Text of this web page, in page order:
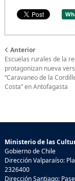
Anterior
Escuelas rurales de la
protagonizan nueva
“Caravaneo de la
Costa” en Antofagasta
Ministerio de las
Gobierno de Chile
Dirección Valparaíso:
2326400
Dirección Santiago: